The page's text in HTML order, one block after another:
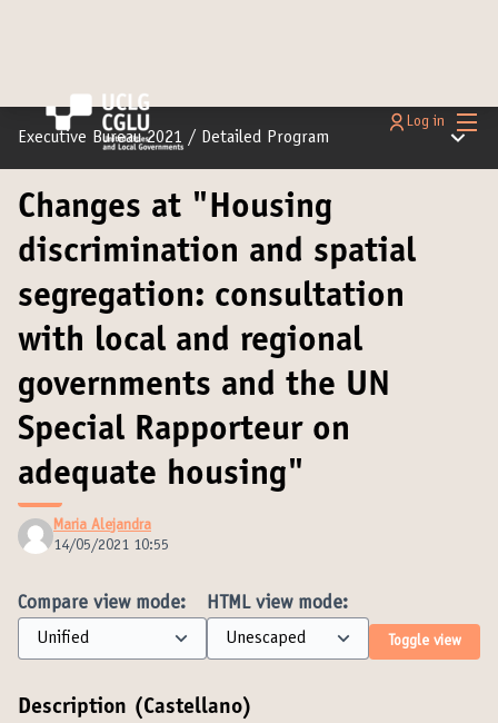
Main
Log in
Executive Bureau 2021 / Detailed Program Main
Changes at "Housing
discrimination and spatial
segregation: consultation
with local and regional
governments and the UN
Special Rapporteur on
adequate housing"
Maria Alejandra
14/05/2021 10:55
Compare view mode: HTML view mode:
Toggle view
Description (Castellano)